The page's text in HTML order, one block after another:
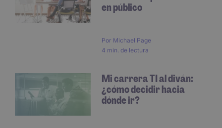
en público
Por Michael Page
4 min. de lectura
Mi carrera TI al diván:
¿cómo decidir hacia
dónde ir?